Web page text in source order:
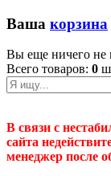
Ваша корзина
Вы еще ничего не
Всего товаров: 0
В связи с
сайта
менеджер после